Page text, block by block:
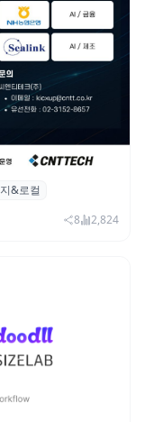
지&로컬’ 참
&로컬
8 2,824